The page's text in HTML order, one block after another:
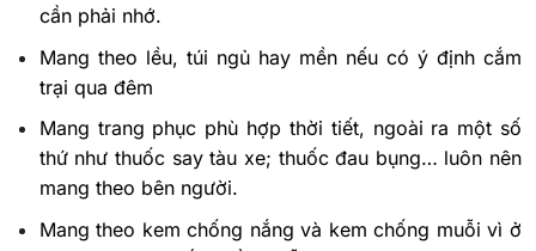
cần phải nhớ.
Mang theo lều, túi ngủ hay mền nếu có ý định cắm
trại qua đêm
Mang trang phục phù hợp thời tiết, ngoài ra một số
thứ như thuốc say tàu xe; thuốc đau bụng… luôn nên
mang theo bên người.
Mang theo kem chống nắng và kem chống muỗi vì ở